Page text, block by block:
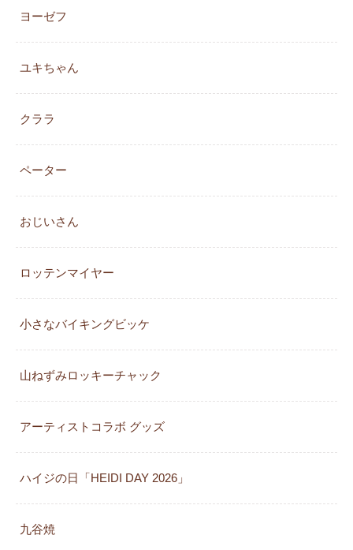
ヨーゼフ
ユキちゃん
クララ
ペーター
おじいさん
ロッテンマイヤー
小さなバイキングビッケ
山ねずみロッキーチャック
アーティストコラボ グッズ
ハイジの日「HEIDI DAY 2026」
九谷焼